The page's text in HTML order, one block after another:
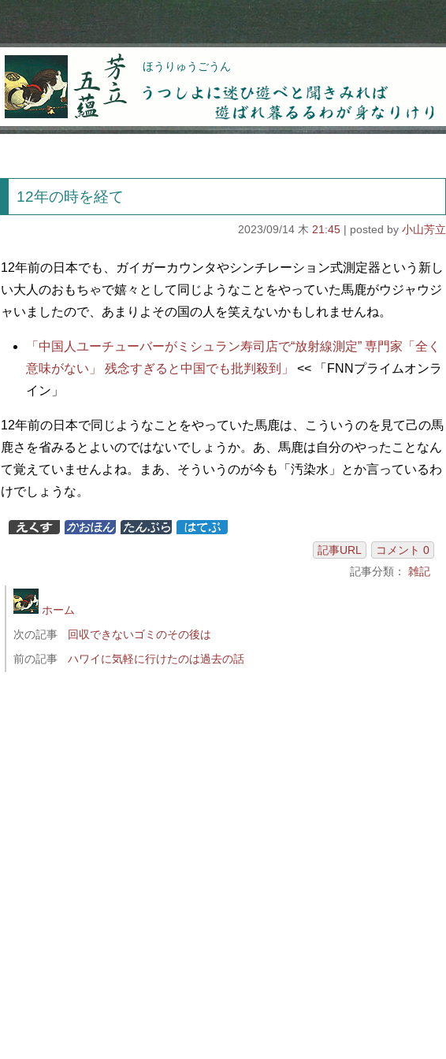
芳立五蘊 ほうりゅうごうん
うつしよに迷ひ遊べと聞きみれば遊ばれ暮るるわが
12年の時を経て
2023/09/14 木 21:45 小山芳立
12年前の日本でも、ガイガーカウンタやシンチレーション式測定器という新し
い大人のおもちゃで嬉々として同じようなことをやっていた馬鹿がウジャウジ
ャいましたので、あまりよその国の人を笑えないかもしれませんね。
「中国人ユーチューバーがミシュラン寿司店で“放射線測定” 専門家「全く
意味がない」 残念すぎると中国でも批判殺到」
<< 「FNNプライムオンラ
イン」
12年前の日本で同じようなことをやっていた馬鹿は、こういうのを見て己の馬
鹿さを省みるとよいのではないでしょうか。あ、馬鹿は自分のやったことなん
て覚えていませんよね。まあ、そういうのが今も「汚染水」とか言っているわ
けでしょうな。
記事URL
コメント 0
記事分類： 雑記
ホーム
次の記事
回収できないゴミのその後は
前の記事
ハワイに気軽に行けたのは過去の話